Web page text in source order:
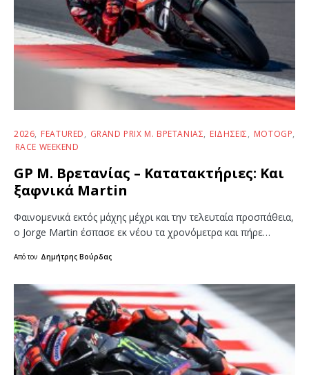
2026 FEATURED GRAND PRIX Μ. ΒΡΕΤΑΝΊΑΣ ΕΙΔΉΣΕΙΣ
MOTOGP
RACE WEEKEND
GP Μ. Βρετανίας – Κατατακτήριες: Και
ξαφνικά Martin
Φαινομενικά εκτός μάχης μέχρι και την τελευταία προσπάθεια,
ο Jorge Martin έσπασε εκ νέου τα χρονόμετρα και πήρε…
Από τον Δημήτρης Βούρδας